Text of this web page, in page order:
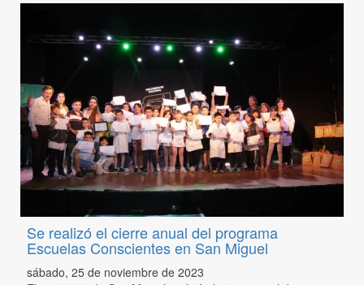
Se realizó el cierre anual del programa
Escuelas Conscientes en San Miguel
sábado, 25 de noviembre de 2023